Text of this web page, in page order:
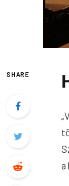
SHARE
a